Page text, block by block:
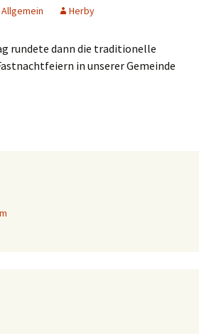
Allgemein Herby
rundete dann die traditionelle
in unserer Gemeinde
im Josefshaus